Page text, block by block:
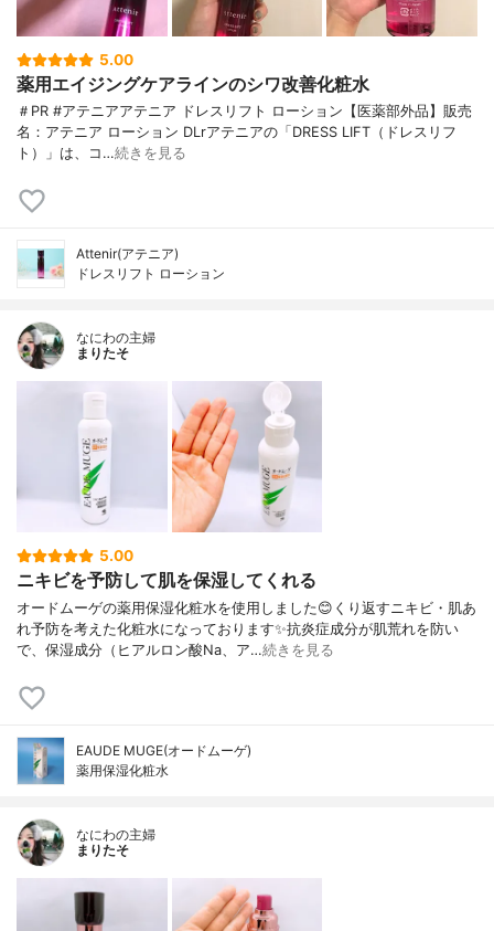
5.00
薬用エイジングケアラインのシワ改善化粧水
＃PR #アテニアアテニア ドレスリフト ローション【医薬部外品】販売
名：アテニア ローション DLrアテニアの「DRESS LIFT（ドレスリフ
ト）」は、コ…続きを見る
Attenir(アテニア)
ドレスリフト ローション
なにわの主婦
まりたそ
5.00
ニキビを予防して肌を保湿してくれる
オードムーゲの薬用保湿化粧水を使用しました😊くり返すニキビ・肌あ
れ予防を考えた化粧水になっております✨抗炎症成分が肌荒れを防い
で、保湿成分（ヒアルロン酸Na、ア…続きを見る
EAUDE MUGE(オードムーゲ)
薬用保湿化粧水
なにわの主婦
まりたそ